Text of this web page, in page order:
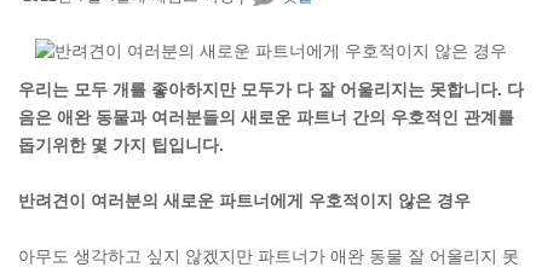
우리는 모두 개를 좋아하지만 모두가 다 잘 어울리지는 못합니다. 다
음은 애완 동물과 여러분들의 새로운 파트너 간의 우호적인 관계를
돕기위한 몇 가지 팁입니다.
반려견이 여러분의 새로운 파트너에게 우호적이지 않은 경우
아무도 생각하고 싶지 않겠지만 파트너가 애완 동물 잘 어울리지 못